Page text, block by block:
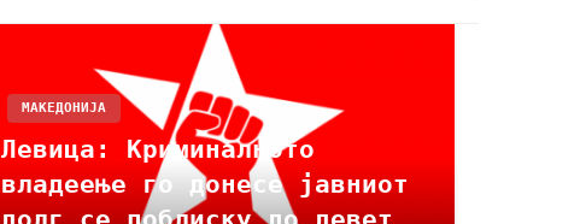
МАКЕДОНИЈА
Левица: Криминалното
владеење го донесе јавниот